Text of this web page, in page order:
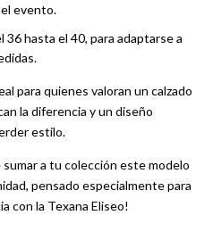
evento.
36 hasta el 40, para adaptarse a
para quienes valoran un calzado
la diferencia y un diseño
estilo.
a tu colección este modelo
pensado especialmente para
con la Texana Eliseo!